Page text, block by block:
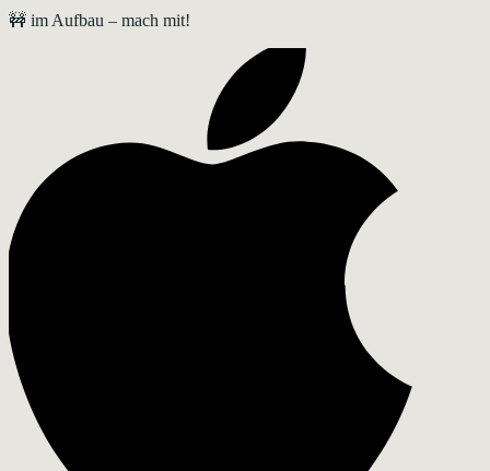
🚧 im Aufbau – mach mit!